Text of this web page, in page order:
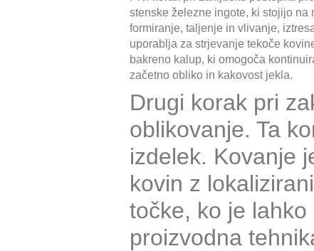
stenske železne ingote, ki stojijo
formiranje, taljenje in vlivanje,
uporablja za strjevanje tekoče
bakreno kalup, ki omogoča
začetno obliko in kakovost jekla.
Drugi korak pri
oblikovanje. Ta
izdelek. Kovanje
kovin z
točke, ko je
proizvodna